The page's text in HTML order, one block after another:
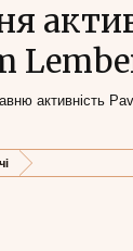
активність